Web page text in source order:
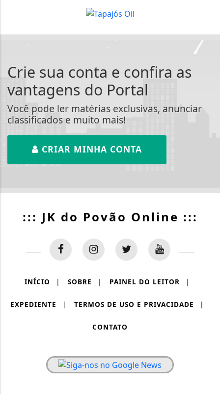
Crie sua conta e confira as
vantagens do Portal
Você pode ler matérias exclusivas, anunciar
classificados e muito mais!
CRIAR MINHA CONTA
::: JK do Povão Online :::
INÍCIO | SOBRE | PAINEL DO LEITOR |
EXPEDIENTE | TERMOS DE USO E PRIVACIDADE |
CONTATO